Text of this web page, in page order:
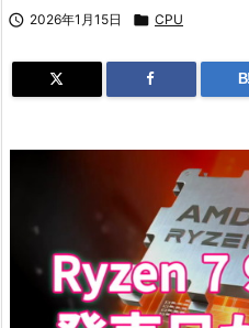
 2026年1月15日  CPU
B!